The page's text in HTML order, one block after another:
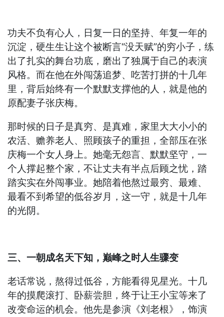
功夫不负有心人，日复一日的坚持、年复一年的
沉淀，硬生生让这个被断言“没天赋”的穷小子，练
出了扎实的舞台功底，磨出了独属于自己的表演
风格。而在他在外闯荡追梦、吃苦打拼的十几年
里，背后始终有一个默默支撑他的人，就是他的
原配妻子张庆梅。
那时候的日子是真穷、是真难，家里大大小小的
农活、赡养老人、照顾孩子的重担，全部压在张
庆梅一个女人身上。她毫无怨言、默默坚守，一
个人撑起整个家，不让丈夫有半点后顾之忧，踏
踏实实在外闯事业。她陪着他熬过最穷、最难、
最看不到希望的低谷岁月，这一守，就是十几年
的光阴。
三、一朝成名天下知，巅峰之时人生骤变
老话常说，熬得过低谷，方能看得见星光。十几
年的摸爬滚打、卧薪尝胆，终于让王小宝等来了
改变命运的机会。他先是参演《刘老根》，饰演